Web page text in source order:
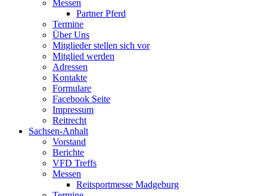
Messen
Partner Pferd
Termine
Über Uns
Mitglieder stellen sich vor
Mitglied werden
Adressen
Kontakte
Formulare
Facebook Seite
Impressum
Reitrecht
Sachsen-Anhalt
Vorstand
Berichte
VFD Treffs
Messen
Reitsportmesse Madgeburg